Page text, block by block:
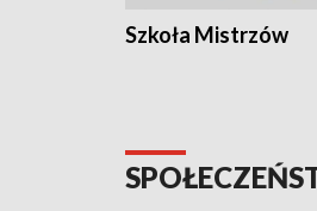
Szkoła Mistrzów